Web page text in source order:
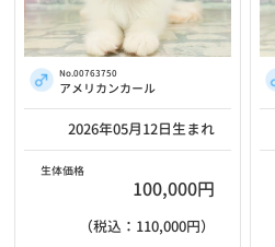
No.00763750
アメリカンカール
2026年05月12日生まれ
生体価格
100,000円
（税込：110,000円）